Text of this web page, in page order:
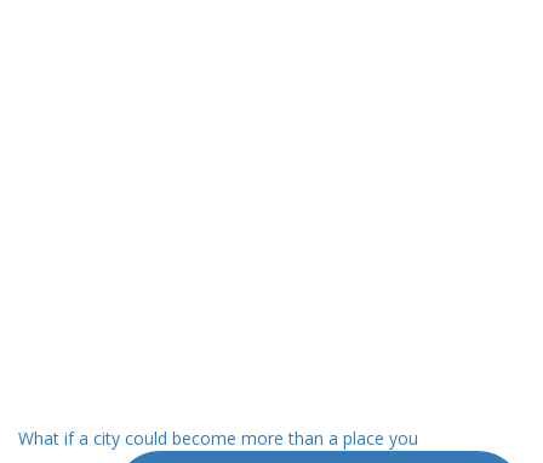
What if a city could become more than a place you